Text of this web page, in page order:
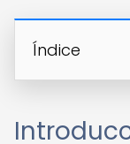
Índice